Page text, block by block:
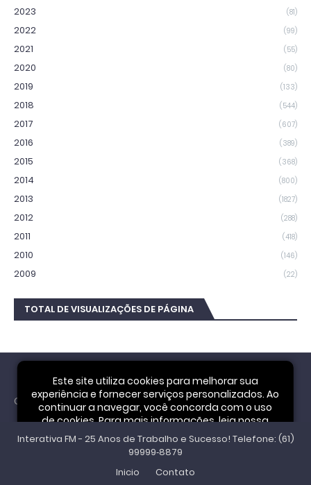
2023 (81)
2022 (99)
2021 (55)
2020 (80)
2019 (133)
2018 (544)
2017 (607)
2016 (389)
2015 (368)
2014 (800)
2013 (1827)
2012 (288)
2011 (418)
2010 (146)
2009 (22)
TOTAL DE VISUALIZAÇÕES DE PÁGINA
Cookie Notice
Este site utiliza cookies para melhorar sua
experiência e fornecer serviços personalizados. Ao
continuar a navegar, você concorda com o uso
de cookies. Para mais informações, leia nossa
Política de Privacidade.
Interativa FM - 25 Anos de Trabalho e Sucesso! Telefone: (61)
99999‑8879
Inicio
Contato